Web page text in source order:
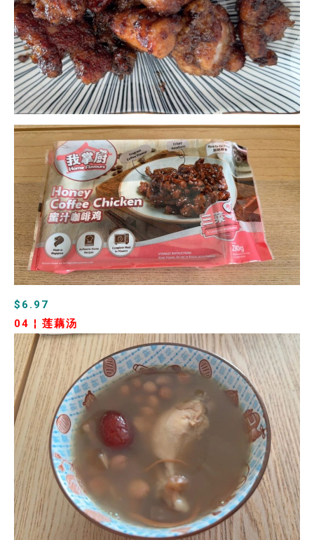
$6.97
04 ¦ 莲藕汤